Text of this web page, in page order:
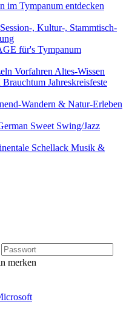
im Tympanum entdecken
, Kultur-, Stammtisch-
für's Tympanum
Vorfahren Altes-Wissen
Jahreskreisfeste
Wandern & Natur-Erleben
Sweet Swing/Jazz
Schellack Musik &
merken